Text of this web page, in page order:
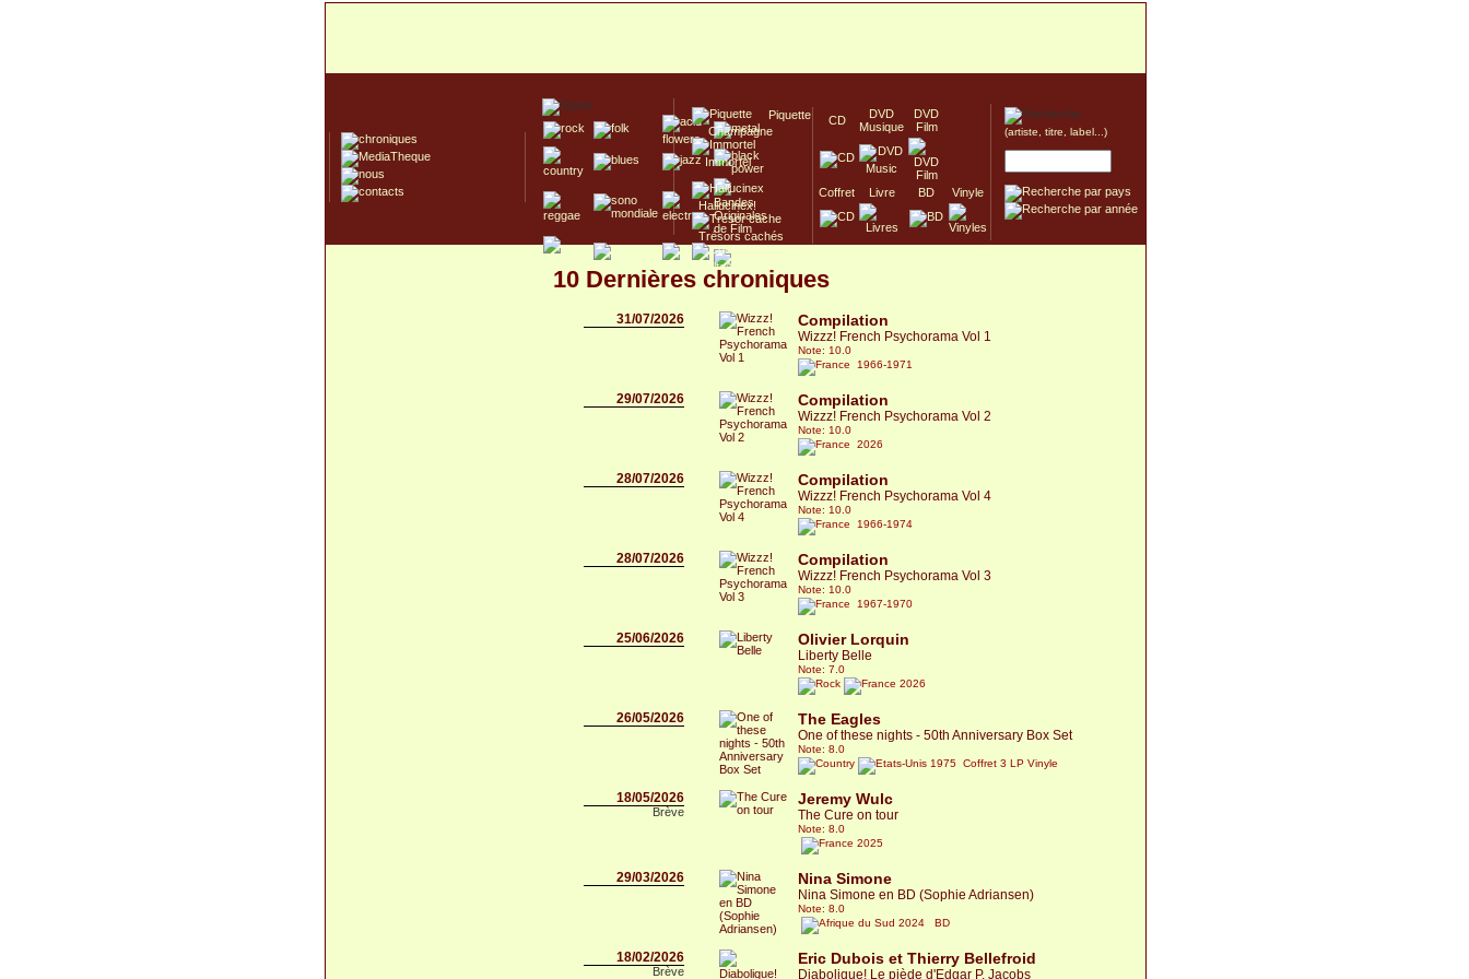
Piquette
Champagne
Immortel
Hallucinex!
Trésors cachés
Culte/Collector
CD
DVD
Musique
DVD
Film
Coffret Livre BD Vinyle
(artiste, titre, label...)
10 Dernières chroniques
31/07/2026 Compilation
Wizzz! French Psychorama Vol 1
Note: 10.0
1966-1971
29/07/2026 Compilation
Wizzz! French Psychorama Vol 2
Note: 10.0
2026
28/07/2026 Compilation
Wizzz! French Psychorama Vol 4
Note: 10.0
1966-1974
28/07/2026 Compilation
Wizzz! French Psychorama Vol 3
Note: 10.0
1967-1970
25/06/2026 Olivier Lorquin
Liberty Belle
Note: 7.0
2026
26/05/2026 The Eagles
One of these nights - 50th Anniversary Box Set
Note: 8.0
1975 Coffret 3 LP Vinyle
18/05/2026
Brève
Jeremy Wulc
The Cure on tour
Note: 8.0
2025
29/03/2026 Nina Simone
Nina Simone en BD (Sophie Adriansen)
Note: 8.0
2024 BD
18/02/2026
Brève
Eric Dubois et Thierry Bellefroid
Diabolique! Le piède d'Edgar P. Jacobs